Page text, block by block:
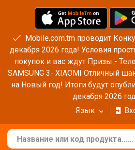
Mobile.com.tm проводит
декабря 2026 года! Условия
покупок и вас ждут Призы -
SAMSUNG 3- XIAOMI Отличный
на Новый год! Итоги будут
декабря 2026
Язык